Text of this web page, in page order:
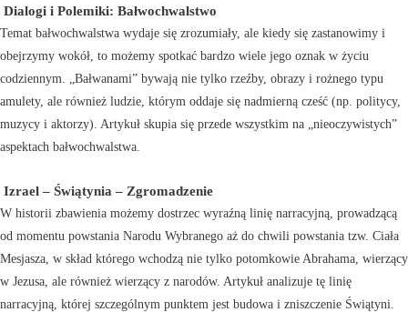
Dialogi i Polemiki: Bałwochwalstwo
Temat bałwochwalstwa wydaje się zrozumiały, ale kiedy się zastanowimy i
obejrzymy wokół, to możemy spotkać bardzo wiele jego oznak w życiu
codziennym. „Bałwanami” bywają nie tylko rzeźby, obrazy i rożnego typu
amulety, ale również ludzie, którym oddaje się nadmierną cześć (np. politycy,
muzycy i aktorzy). Artykuł skupia się przede wszystkim na „nieoczywistych”
aspektach bałwochwalstwa.
Izrael – Świątynia – Zgromadzenie
W historii zbawienia możemy dostrzec wyraźną linię narracyjną, prowadzącą
od momentu powstania Narodu Wybranego aż do chwili powstania tzw. Ciała
Mesjasza, w skład którego wchodzą nie tylko potomkowie Abrahama, wierzący
w Jezusa, ale również wierzący z narodów. Artykuł analizuje tę linię
narracyjną, której szczególnym punktem jest budowa i zniszczenie Świątyni.